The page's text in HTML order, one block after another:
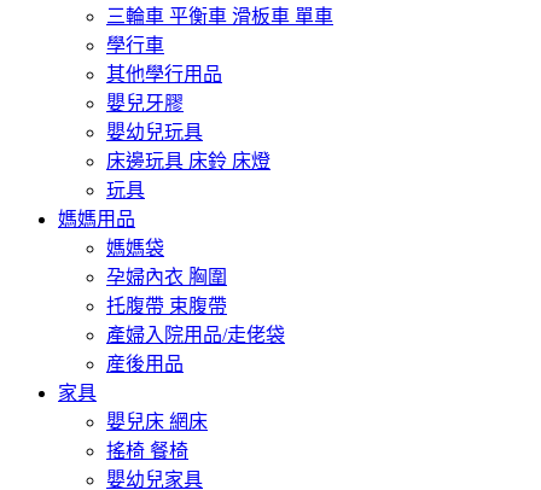
三輪車 平衡車 滑板車 單車
學行車
其他學行用品
嬰兒牙膠
嬰幼兒玩具
床邊玩具 床鈴 床燈
玩具
媽媽用品
媽媽袋
孕婦內衣 胸圍
托腹帶 束腹帶
產婦入院用品/走佬袋
産後用品
家具
嬰兒床 網床
搖椅 餐椅
嬰幼兒家具